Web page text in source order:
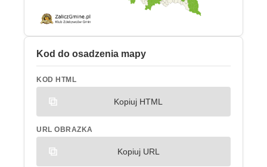
Kod do osadzenia mapy
KOD HTML
Kopiuj HTML
URL OBRAZKA
Kopiuj URL